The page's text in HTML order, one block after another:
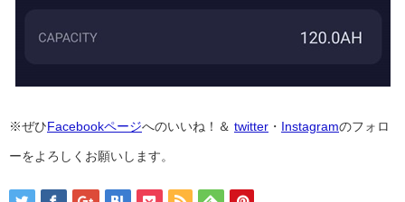
※ぜひFacebookページへのいいね！＆ twitter ・ Instagramのフォロ
ーをよろしくお願いします。